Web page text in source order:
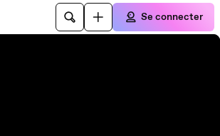
Se connecter